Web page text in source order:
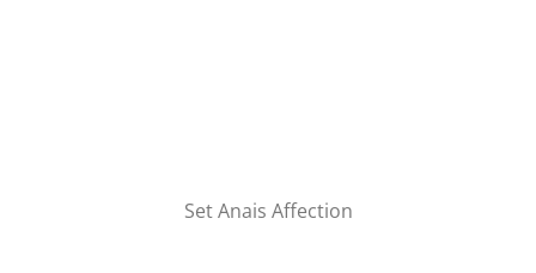
Set Anais Affection